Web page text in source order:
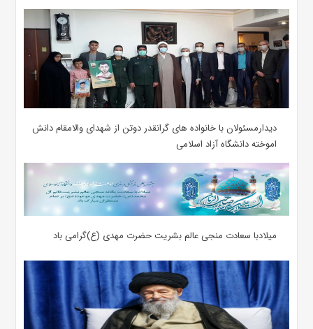
دیدارمسئولان با خانواده های گرانقدر دوتن از شهدای والامقام دانش
اموخته دانشگاه آزاد اسلامی
میلادبا سعادت منجی عالم بشریت حضرت مهدی (ع)گرامی باد